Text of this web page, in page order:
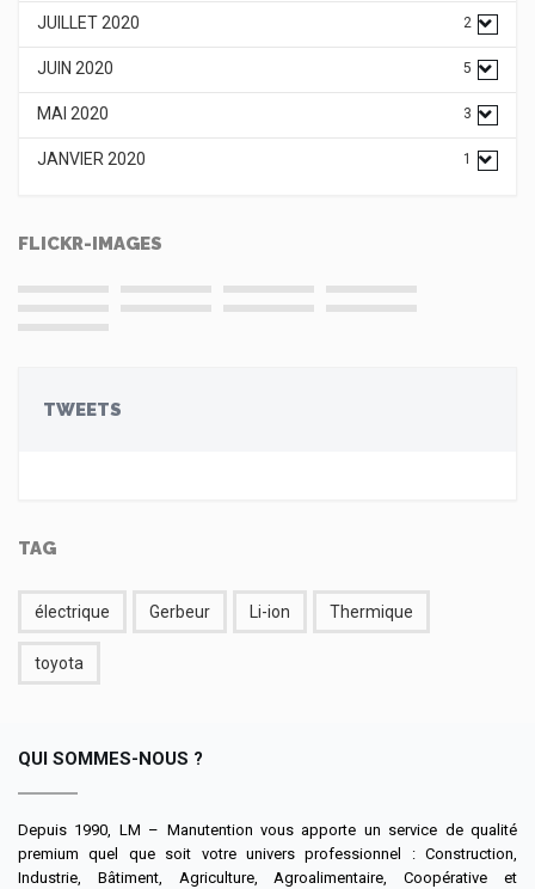
JUILLET 2020 2
JUIN 2020 5
MAI 2020 3
JANVIER 2020 1
FLICKR-IMAGES
TWEETS
TAG
électrique Gerbeur Li-ion Thermique
toyota
QUI SOMMES-NOUS ?
Depuis 1990, LM – Manutention vous apporte un service de qualité
premium quel que soit votre univers professionnel : Construction,
Industrie, Bâtiment, Agriculture, Agroalimentaire, Coopérative et